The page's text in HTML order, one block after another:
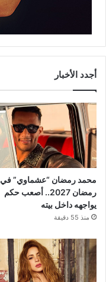
أجدد الأخبار
محمد رمضان “عشماوي” في
رمضان 2027.. أصعب حكم
يواجهه داخل بيته
منذ 55 دقيقة